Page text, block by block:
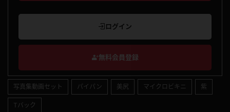
写真集動画セット パイパン 美尻 マイクロビキニ 紫
Tバック
ログイン
無料会員登録